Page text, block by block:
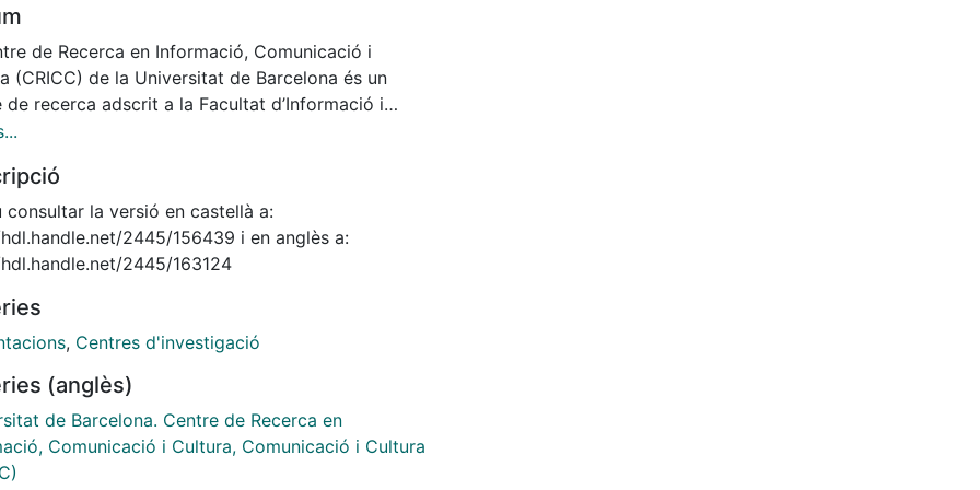
de Recerca en Informació, Comunicació i
(CRICC) de la Universitat de Barcelona és un
de recerca adscrit a la Facultat d’Informació i
Audiovisuals de la Universitat de Barcelona que es
actives a la facultat i que giraven entorn de la
i documentació, el patrimoni documental, els
culturals i la comunicació audiovisual.
quadern volem resumir els nostres objectius i
actives en aquest moment, també la fitxa del
investigador que actualmente és membre del
tres anys (2017-2019) i, finalment, una
a dos productes elaborats pel CRICC, l’Anuari
Llibres i Lectura, una publicació biennal, i
de dades MIAR (Matriu d’Informació per a l’Anàlisi
consultar la versió en castellà a:
2445/156439 i en anglès a:
2445/163124
, Centres d'investigació
(anglès)
de Barcelona. Centre de Recerca en
Comunicació i Cultura, Comunicació i Cultura